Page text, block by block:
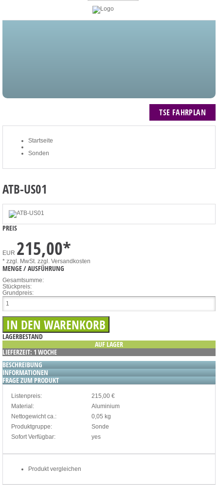
TSE FAHRPLAN
Startseite
Sonden
ATB-US01
PREIS
EUR 215,00*
* zzgl. MwSt. zzgl. Versandkosten
MENGE / AUSFÜHRUNG
Gesamtsumme:
Stückpreis:
Grundpreis:
LAGERBESTAND
AUF LAGER
LIEFERZEIT: 1 WOCHE
BESCHREIBUNG
INFORMATIONEN
FRAGE ZUM PRODUKT
Listenpreis:
215,00 €
Material:
Aluminium
Nettogewicht ca.:
0,05 kg
Produktgruppe:
Sonde
Sofort Verfügbar:
yes
Produkt vergleichen